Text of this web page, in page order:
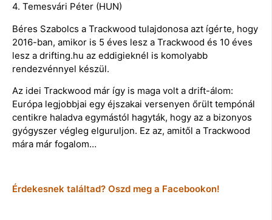
4. Temesvári Péter (HUN)
Béres Szabolcs a Trackwood tulajdonosa azt ígérte, hogy
2016-ban, amikor is 5 éves lesz a Trackwood és 10 éves
lesz a drifting.hu az eddigieknél is komolyabb
rendezvénnyel készül.
Az idei Trackwood már így is maga volt a drift-álom:
Európa legjobbjai egy éjszakai versenyen őrült tempónál
centikre haladva egymástól hagyták, hogy az a bizonyos
gyógyszer végleg elguruljon. Ez az, amitől a Trackwood
mára már fogalom…
Érdekesnek találtad? Oszd meg a Facebookon!